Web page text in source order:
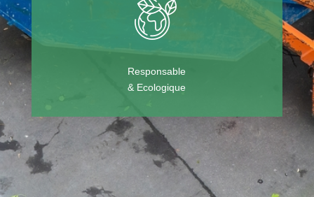
Responsable
& Ecologique